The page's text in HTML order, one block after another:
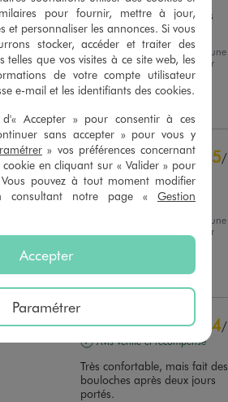
à un
ce site
14
3
1
0
0
La texture pas top, les poils
commence a sortir dessus.
Avis du14/04/2026
, suite à une
expérience du01/04/2026
par
Nadine S.
5/
Avis vérifié et récompensé
agréable a porter
, suite à une
par
Utile(0) Signaler
4/
Avis vérifié et récompensé
Très confortable, mais fait des
bouloches après deux jours
portés.
pour fournir, mettre à jour,
et personnaliser les annonces. Si vous
stocker, accéder et traiter des
telles que vos visites à ce site web, les
de votre compte utilisateur
e-mail et les identifiants des cookies.
Accepter » pour consentir à ces
sans accepter » pour vous y
» vos préférences concernant
en cliquant sur « Valider » pour
pouvez à tout moment modifier
consultant notre page « Gestion
Accepter
Paramétrer